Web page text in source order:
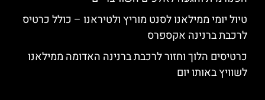
טיול יומי ממילאנו לסנט מוריץ ולטיראנו – כולל כרטיס
לרכבת ברנינה אקספרס
כרטיסים הלוך וחזור לרכבת ברנינה האדומה ממילאנו
לשוויץ באותו יום